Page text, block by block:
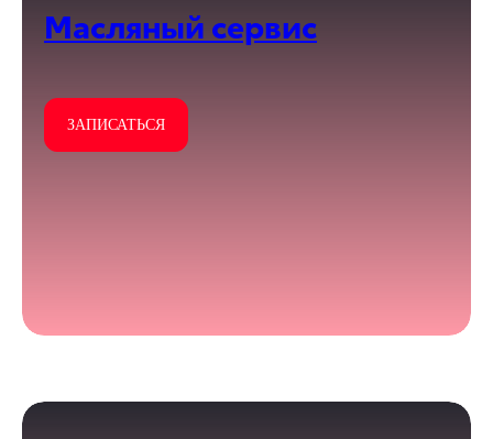
Масляный сервис
ЗАПИСАТЬСЯ